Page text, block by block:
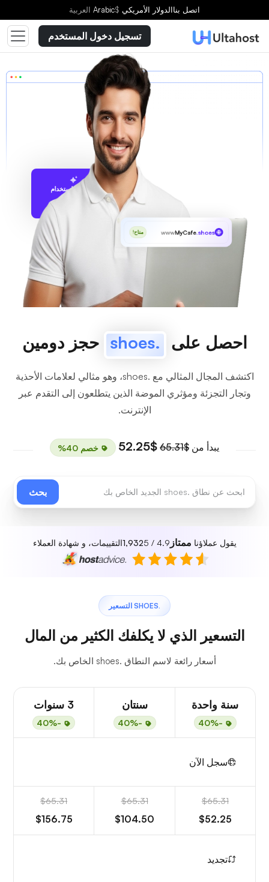
اتصل بناالدولار الأمريكي $
Arabic العربية
تسجيل دخول المستخدم
الاقتراح باستخدام
wwwMyCafe.shoes متاح!
احصل على .shoes حجز دومين
اكتشف المجال المثالي مع .shoes، وهو مثالي لعلامات الأحذية
وتجار التجزئة ومؤثري الموضة الذين يتطلعون إلى التقدم عبر
الإنترنت.
يبدأ من $65.31
$52.25 خصم 40%
بحث
يقول عملاؤنا ممتاز 4.9 / 5
1,932التقييمات، و شهادة العملاء
.SHOES التسعير
التسعير الذي لا يكلفك الكثير من المال
أسعار رائعة لاسم النطاق .shoes الخاص بك.
سنة واحدة
-40%
سنتان
-40%
3 سنوات
-40%
سجل الآن
$65.31
$52.25
$65.31
$104.50
$65.31
$156.75
تجديد